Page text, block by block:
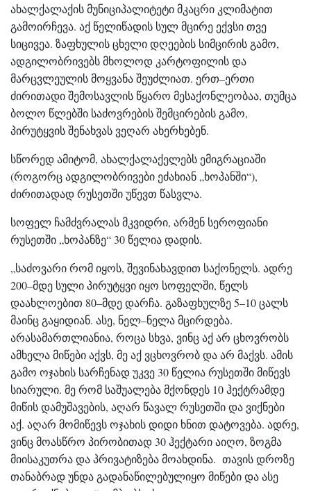
ახალქალაქის მუნიციპალიტეტი მკაცრი კლიმატით
გამოირჩევა. აქ წელიწადის სულ მცირე ექვსი თვე
სიცივეა. ზაფხულის ცხელი დღეების სიმცირის გამო,
ადგილობრივებს მხოლოდ კარტოფილის და
მარცვლეულის მოყვანა შეუძლიათ. ერთ–ერთი
ძირითადი შემოსავლის წყარო მესაქონლეობაა, თუმცა
ბოლო წლებში საძოვრების შემცირების გამო,
პირუტყვის შენახვას ვეღარ ახერხებენ.
სწორედ ამიტომ, ახალქალაქელებს ემიგრაციაში
(როგორც ადგილობრივები ეძახიან „ხოპანში“),
ძირითადად რუსეთში უწევთ წასვლა.
სოფელ ჩამძვრალას მკვიდრი, არმენ სეროფიანი
რუსეთში „ხოპანზე“ 30 წელია დადის.
„საძოვარი რომ იყოს, შევინახავდით საქონელს. ადრე
200–მდე სული პირუტყვი იყო სოფელში, წელს
დაახლოებით 80–მდე დარჩა. გაზაფხულზე 5–10 ცალს
მაინც გაყიდიან. ასე, ნელ–ნელა მცირდება.
არასამართლიანია, როცა სხვა, ვინც აქ არ ცხოვრობს
ამხელა მიწები აქვს, მე აქ ვცხოვრობ და არ მაქვს. ამის
გამო ოჯახის სარჩენად უკვე 30 წელია რუსეთში მიწევს
სიარული. მე რომ საშუალება მქონდეს 10 ჰექტრამდე
მიწის დამუშავების, აღარ წავალ რუსეთში და ვიქნები
აქ. აღარ მომიწევს ოჯახის დიდი ხნით დატოვება. ადრე,
ვინც მოასწრო პირობითად 30 ჰექტარი აიღო, ზოგმა
მიისაკუთრა და პრივატიზება მოახდინა. თავის დროზე
თანაბრად უნდა გადანაწილებულიყო მიწები და ასე